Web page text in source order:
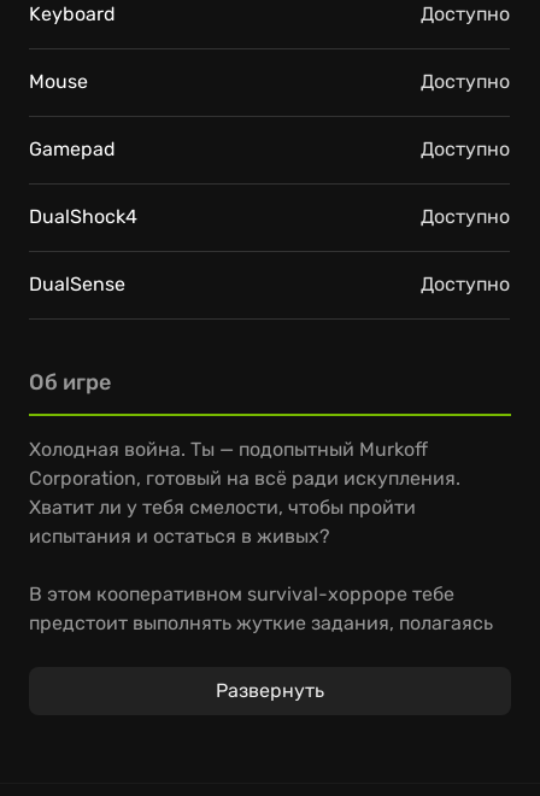
Об игре
Холодная война. Ты — подопытный Murkoff
Corporation, готовый на всё ради искупления.
Хватит ли у тебя смелости, чтобы пройти
испытания и остаться в живых?
В этом кооперативном survival-хорроре тебе
предстоит выполнять жуткие задания, полагаясь
изготавливай инструменты и используй
Развернуть
Keyboard Доступно
Mouse Доступно
Gamepad Доступно
DualShock4 Доступно
DualSense Доступно